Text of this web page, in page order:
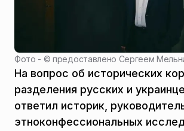
Фото - ©предоставлено Сергеем
На вопрос об исторических
разделения русских и
ответил историк,
этноконфессиональных